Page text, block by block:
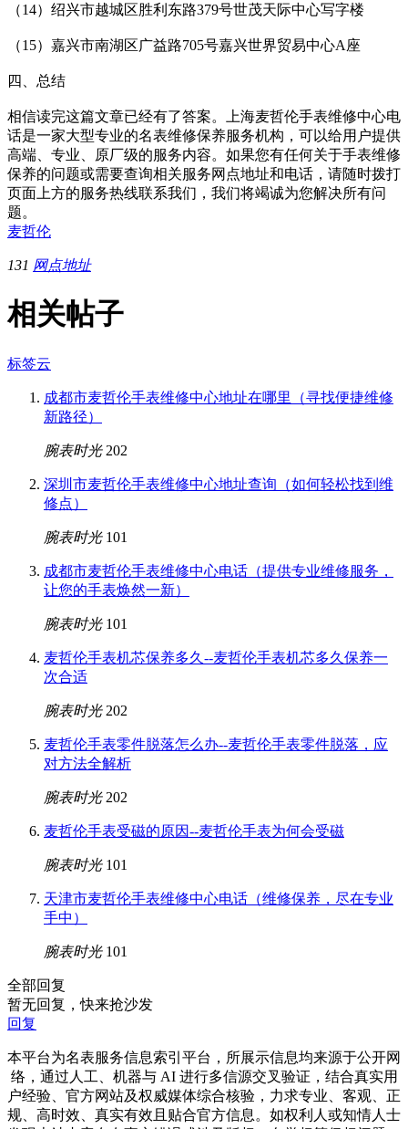
（14）绍兴市越城区胜利东路379号世茂天际中心写字楼
（15）嘉兴市南湖区广益路705号嘉兴世界贸易中心A座
四、总结
相信读完这篇文章已经有了答案。上海麦哲伦手表维修中心电
话是一家大型专业的名表维修保养服务机构，可以给用户提供
高端、专业、原厂级的服务内容。如果您有任何关于手表维修
保养的问题或需要查询相关服务网点地址和电话，请随时拨打
页面上方的服务热线联系我们，我们将竭诚为您解决所有问
题。
麦哲伦
131 网点地址
相关帖子
标签云
成都市麦哲伦手表维修中心地址在哪里（寻找便捷维修
新路径）
腕表时光 202
深圳市麦哲伦手表维修中心地址查询（如何轻松找到维
修点）
腕表时光 101
成都市麦哲伦手表维修中心电话（提供专业维修服务，
让您的手表焕然一新）
腕表时光 101
麦哲伦手表机芯保养多久--麦哲伦手表机芯多久保养一
次合适
腕表时光 202
麦哲伦手表零件脱落怎么办--麦哲伦手表零件脱落，应
对方法全解析
腕表时光 202
麦哲伦手表受磁的原因--麦哲伦手表为何会受磁
腕表时光 101
天津市麦哲伦手表维修中心电话（维修保养，尽在专业
手中）
腕表时光 101
全部回复
暂无回复，快来抢沙发
回复
本平台为名表服务信息索引平台，所展示信息均来源于公开网
络，通过人工、机器与 AI 进行多信源交叉验证，结合真实用
户经验、官方网站及权威媒体综合核验，力求专业、客观、正
规、高时效、真实有效且贴合官方信息。如权利人或知情人士